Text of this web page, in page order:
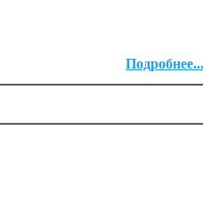
Подробнее...